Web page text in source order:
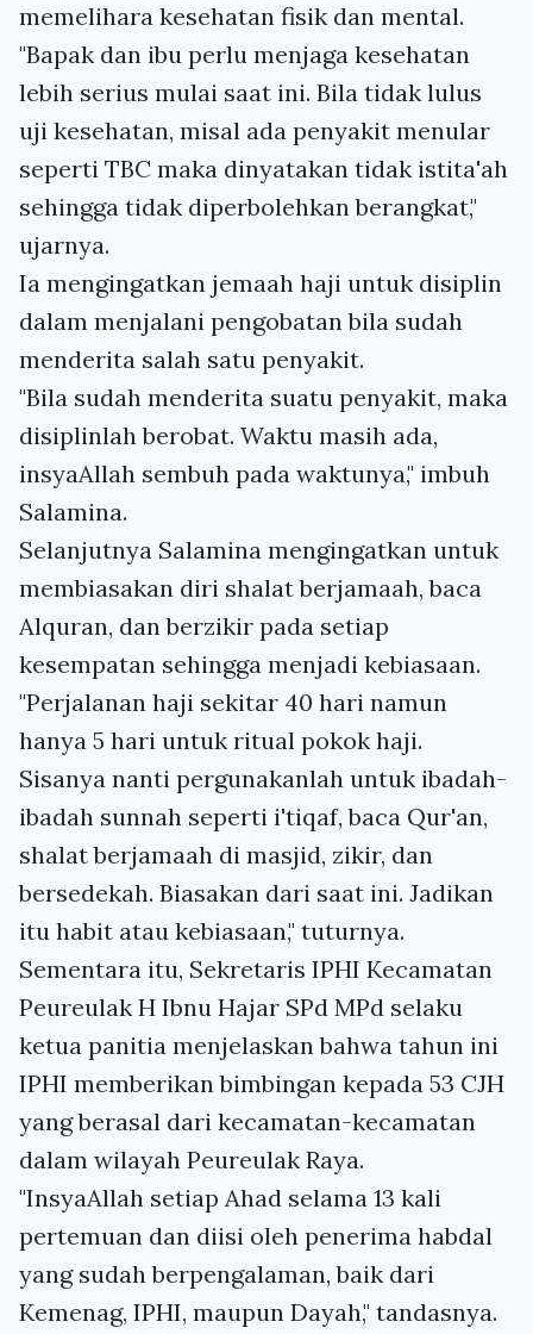
memelihara kesehatan fisik dan mental.
"Bapak dan ibu perlu menjaga kesehatan
lebih serius mulai saat ini. Bila tidak lulus
uji kesehatan, misal ada penyakit menular
seperti TBC maka dinyatakan tidak istita'ah
sehingga tidak diperbolehkan berangkat,"
ujarnya.
Ia mengingatkan jemaah haji untuk disiplin
dalam menjalani pengobatan bila sudah
menderita salah satu penyakit.
"Bila sudah menderita suatu penyakit, maka
disiplinlah berobat. Waktu masih ada,
insyaAllah sembuh pada waktunya," imbuh
Salamina.
Selanjutnya Salamina mengingatkan untuk
membiasakan diri shalat berjamaah, baca
Alquran, dan berzikir pada setiap
kesempatan sehingga menjadi kebiasaan.
"Perjalanan haji sekitar 40 hari namun
hanya 5 hari untuk ritual pokok haji.
Sisanya nanti pergunakanlah untuk ibadah-
ibadah sunnah seperti i'tiqaf, baca Qur'an,
shalat berjamaah di masjid, zikir, dan
bersedekah. Biasakan dari saat ini. Jadikan
itu habit atau kebiasaan," tuturnya.
Sementara itu, Sekretaris IPHI Kecamatan
Peureulak H Ibnu Hajar SPd MPd selaku
ketua panitia menjelaskan bahwa tahun ini
IPHI memberikan bimbingan kepada 53 CJH
yang berasal dari kecamatan-kecamatan
dalam wilayah Peureulak Raya.
"InsyaAllah setiap Ahad selama 13 kali
pertemuan dan diisi oleh penerima habdal
yang sudah berpengalaman, baik dari
Kemenag, IPHI, maupun Dayah," tandasnya.